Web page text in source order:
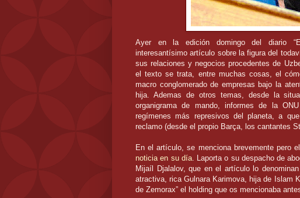
Ayer en la edición domingo del diario
interesantísimo artículo sobre la figura del
sus relaciones y negocios procedentes de
el texto se trata, entre muchas cosas, el
macro conglomerado de empresas bajo la
hija. Ademas de otros temas, desde la
organigrama de mando, informes de la ONU
regímenes más represivos del planeta, a
reclamo (desde el propio Barça , los cantantes
En el artículo, se menciona brevemente pero el
noticia en su día. Laporta o su despacho de
Mijaíl Djalalov, que en el artículo lo
atractiva, ricaGulnara Karimova , hija de Islam
de Zemorax” el holding que os mencionaba